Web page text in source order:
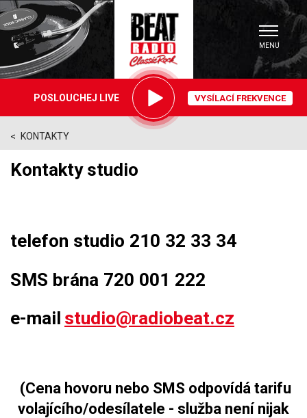
hrajemePOSLOUCHEJ LIVE VYSÍLACÍ FREKVENCE
MENU
KONTAKTY
>
Kontakty studio
telefon studio 210 32 33 34
SMS brána 720 001 222
e-mail studio@radiobeat.cz
(Cena hovoru nebo SMS odpovídá tarifu
volajícího/odesílatele - služba není nijak